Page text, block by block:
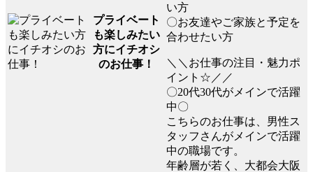
プライベート
も楽しみたい
方にイチオシ
のお仕事！
い方
〇お友達やご家族と予定を
合わせたい方
＼＼お仕事の注目・魅力ポ
イント☆／／
〇20代30代がメインで活躍
中〇
こちらのお仕事は、男性ス
タッフさんがメインで活躍
中の職場です。
年齢層が若く、大都会大阪